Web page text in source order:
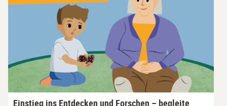
Einstieg ins Entdecken und Forschen – begleite